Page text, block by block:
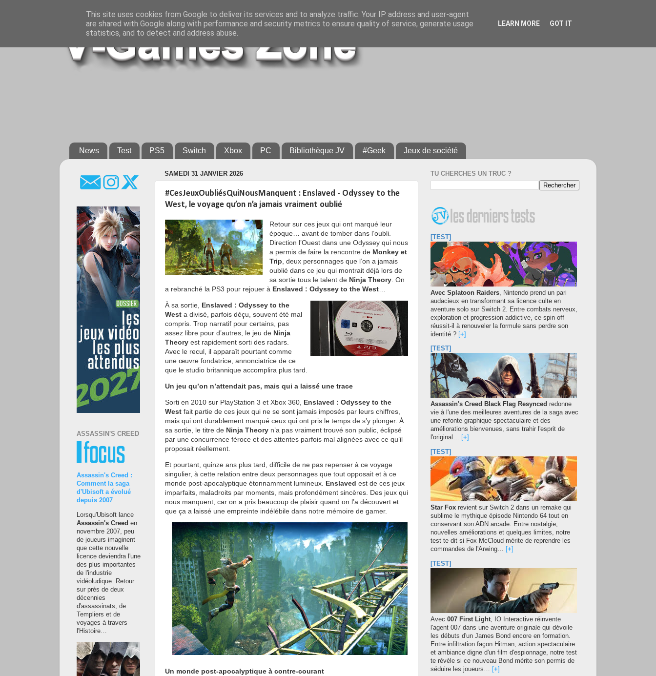
News Test PS5 Switch Xbox PC Bibliothèque JV #Geek Jeux de société
SAMEDI 31 JANVIER 2026
#CesJeuxOubliésQuiNousManquent : Enslaved - Odyssey to the
West, le voyage qu’on n’a jamais vraiment oublié
Retour sur ces jeux qui ont marqué leur
époque… avant de tomber dans l’oubli.
Direction l’Ouest dans une Odyssey qui nous
a permis de faire la rencontre de Monkey et
Trip , deux personnages que l’on a jamais
oublié dans ce jeu qui montrait déjà lors de
sa sortie tous le talent de Ninja Theory. On
a rebranché la PS3 pour rejouer à Enslaved : Odyssey to the West
À sa sortie, Enslaved : Odyssey to the
West a divisé, parfois déçu, souvent été mal
compris. Trop narratif pour certains, pas
assez libre pour d’autres, le jeu de Ninja
Theory est rapidement sorti des radars.
Avec le recul, il apparaît pourtant comme
une œuvre fondatrice, annonciatrice de ce
que le studio britannique accomplira plus tard.
Un jeu qu’on n’attendait pas, mais qui a laissé une trace
Sorti en 2010 sur PlayStation 3 et Xbox 360, Enslaved : Odyssey to the
West fait partie de ces jeux qui ne se sont jamais imposés par leurs chiffres,
mais qui ont durablement marqué ceux qui ont pris le temps de s’y plonger. À
sa sortie, le titre de Ninja Theory n’a pas vraiment trouvé son public, éclipsé
par une concurrence féroce et des attentes parfois mal alignées avec ce qu’il
proposait réellement.
Et pourtant, quinze ans plus tard, difficile de ne pas repenser à ce voyage
singulier, à cette relation entre deux personnages que tout opposait et à ce
monde post-apocalyptique étonnamment lumineux. Enslaved est de ces jeux
imparfaits, maladroits par moments, mais profondément sincères. Des jeux qui
nous manquent, car on a pris beaucoup de plaisir quand on l’a découvert et
que ça a laissé une empreinte indélébile dans notre mémoire de gamer.
Un monde post-apocalyptique à contre-courant
ASSASSIN'S CREED
Assassin's Creed :
Comment la saga
d'Ubisoft a évolué
depuis 2007
Lorsqu'Ubisoft lance
Assassin's Creed en
novembre 2007, peu
de joueurs imaginent
que cette nouvelle
licence deviendra l'une
des plus importantes
de l'industrie
vidéoludique. Retour
sur près de deux
décennies
d'assassinats, de
Templiers et de
voyages à travers
l'Histoire…
TU CHERCHES UN TRUC ?
[TEST]
Avec Splatoon Raiders, Nintendo prend un pari
audacieux en transformant sa licence culte en
aventure solo sur Switch 2. Entre combats nerveux,
exploration et progression addictive, ce spin-off
réussit-il à renouveler la formule sans perdre son
identité ? [+]
[TEST]
Assassin's Creed Black Flag Resynced redonne
vie à l'une des meilleures aventures de la saga avec
une refonte graphique spectaculaire et des
améliorations bienvenues, sans trahir l'esprit de
l'original…
+
[TEST]
Star Fox revient sur Switch 2 dans un remake qui
sublime le mythique épisode Nintendo 64 tout en
conservant son ADN arcade. Entre nostalgie,
nouvelles améliorations et quelques limites, notre
test te dit si Fox McCloud mérite de reprendre les
commandes de l'Arwing…
+
[TEST]
Avec 007 First Light , IO Interactive réinvente
l'agent 007 dans une aventure originale qui dévoile
les débuts d'un James Bond encore en formation.
Entre infiltration façon Hitman, action spectaculaire
et ambiance digne d'un film d'espionnage, notre test
te révèle si ce nouveau Bond mérite son permis de
séduire les joueurs…
[+]
This site uses cookies from Google to deliver its services and to analyze traffic. Your IP address and user-agent
are shared with Google along with performance and security metrics to ensure quality of service, generate usage
statistics, and to detect and address abuse.
LEARN MORE GOT IT